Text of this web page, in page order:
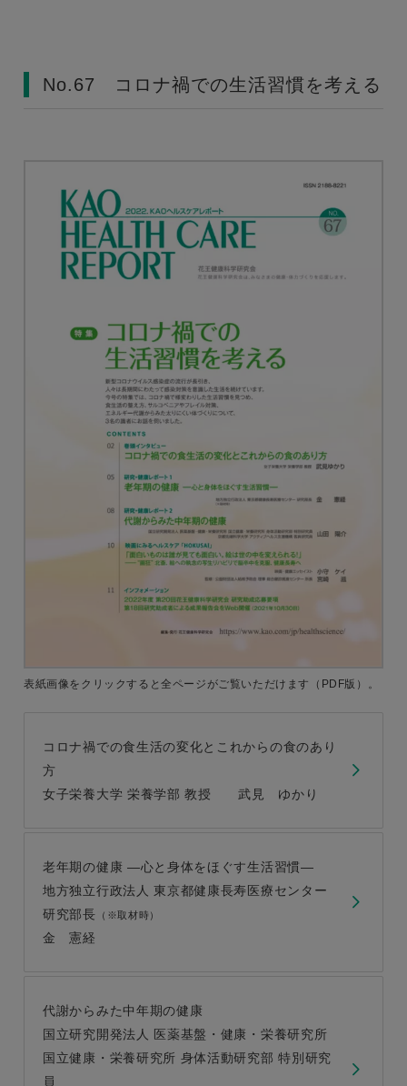
No.67 コロナ禍での生活習慣を考える
表紙画像をクリックすると全ページがご覧いただけます （PDF版）。
コロナ禍での食生活の変化とこれからの食のあり
方
女子栄養大学 栄養学部 教授 武見 ゆかり
老年期の健康 ―心と身体をほぐす生活習慣―
地方独立行政法人 東京都健康長寿医療センター
研究部長 （※取材時）
金 憲経
代謝からみた中年期の健康
国立研究開発法人 医薬基盤・健康・栄養研究所
国立健康・栄養研究所 身体活動研究部 特別研究
員